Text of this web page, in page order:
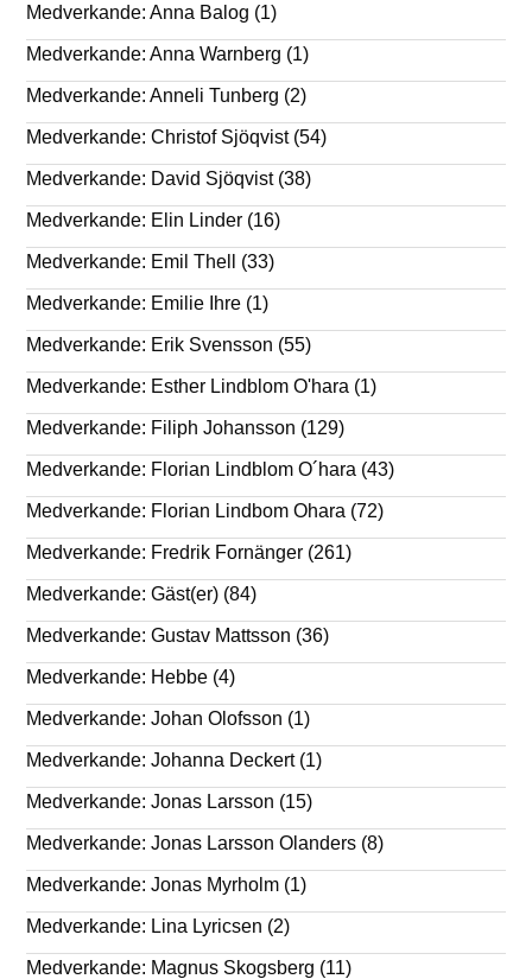
Medverkande: Anna Balog (1)
Medverkande: Anna Warnberg (1)
Medverkande: Anneli Tunberg (2)
Medverkande: Christof Sjöqvist(54)
Medverkande: David Sjöqvist(38)
Medverkande: Elin Linder (16)
Medverkande: Emil Thell (33)
Medverkande: Emilie Ihre (1)
Medverkande: Erik Svensson (55)
Medverkande: Esther Lindblom O'hara (1)
Medverkande: Filiph Johansson (129)
Medverkande: Florian Lindblom O´hara (43)
Medverkande: Florian Lindbom Ohara (72)
Medverkande: Fredrik Fornänger (261)
Medverkande: Gäst(er) (84)
Medverkande: Gustav Mattsson (36)
Medverkande: Hebbe (4)
Medverkande: Johan Olofsson (1)
Medverkande: Johanna Deckert(1)
Medverkande: Jonas Larsson (15)
Medverkande: Jonas Larsson Olanders (8)
Medverkande: Jonas Myrholm (1)
Medverkande: Lina Lyricsen (2)
Medverkande: Magnus Skogsberg (11)